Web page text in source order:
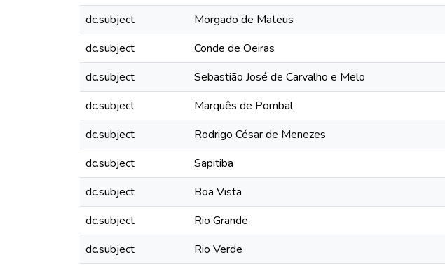
dc.subject
Morgado de Mateus
dc.subject
Conde de Oeiras
dc.subject
Sebastião José de Carvalho e Melo
dc.subject
Marquês de Pombal
dc.subject
Rodrigo César de Menezes
dc.subject
Sapitiba
dc.subject
Boa Vista
dc.subject
Rio Grande
dc.subject
Rio Verde